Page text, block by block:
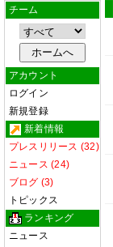
チーム
アカウント
ログイン
新規登録
新着情報
プレスリリース (32)
ニュース (24)
ブログ (3)
トピックス
ランキング
ニュース